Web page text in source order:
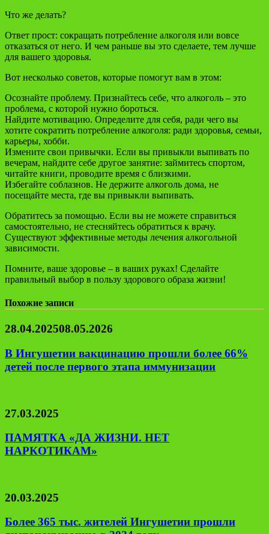
Что же делать?
Ответ прост: сокращать потребление алкоголя или вовсе
отказаться от него. И чем раньше вы это сделаете, тем лучше
для вашего здоровья.
Вот несколько советов, которые помогут вам в этом:
Осознайте проблему. Признайтесь себе, что алкоголь – это
проблема, с которой нужно бороться.
Найдите мотивацию. Определите для себя, ради чего вы
хотите сократить потребление алкоголя: ради здоровья, семьи,
карьеры, хобби.
Измените свои привычки. Если вы привыкли выпивать по
вечерам, найдите себе другое занятие: займитесь спортом,
читайте книги, проводите время с близкими.
Избегайте соблазнов. Не держите алкоголь дома, не
посещайте места, где вы привыкли выпивать.
Обратитесь за помощью. Если вы не можете справиться
самостоятельно, не стесняйтесь обратиться к врачу.
Существуют эффективные методы лечения алкогольной
зависимости.
Помните, ваше здоровье – в ваших руках! Сделайте
правильный выбор в пользу здорового образа жизни!
Похожие записи
28.04.202508.05.2026
В Ингушетии вакцинацию прошли более 66%
детей после первого этапа иммунизации
27.03.2025
ПАМЯТКА «ДА ЖИЗНИ. НЕТ
НАРКОТИКАМ»
20.03.2025
Более 365 тыс. жителей Ингушетии прошли